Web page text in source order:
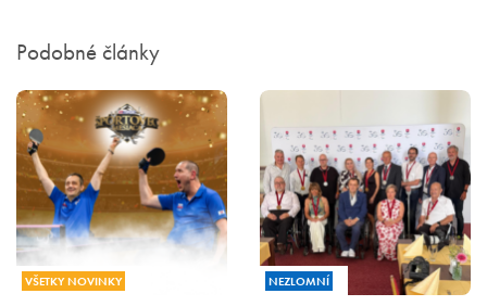
Podobné články
VŠETKY NOVINKY NEZLOMNÍ